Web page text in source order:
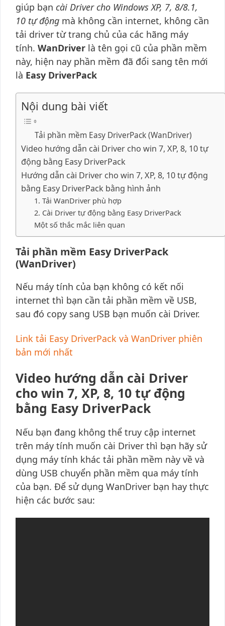
giúp bạn cài Driver cho Windows XP, 7, 8/8.1,
10 tự động mà không cần internet, không cần
tải driver từ trang chủ của các hãng máy
tính. WanDriver là tên gọi cũ của phần mềm
này, hiện nay phần mềm đã đổi sang tên mới
là Easy DriverPack
Nội dung bài viết
Tải phần mềm Easy DriverPack (WanDriver)
Video hướng dẫn cài Driver cho win 7, XP, 8, 10 tự
động bằng Easy DriverPack
Hướng dẫn cài Driver cho win 7, XP, 8, 10 tự động
bằng Easy DriverPack bằng hình ảnh
1. Tải WanDriver phù hợp
2. Cài Driver tự động bằng Easy DriverPack
Một số thắc mắc liên quan
Tải phần mềm Easy DriverPack
(WanDriver)
Nếu máy tính của bạn không có kết nối
internet thì bạn cần tải phần mềm về USB,
sau đó copy sang USB bạn muốn cài Driver.
Link tải Easy DriverPack và WanDriver phiên
bản mới nhất
Video hướng dẫn cài Driver
cho win 7, XP, 8, 10 tự động
bằng Easy DriverPack
Nếu bạn đang không thể truy cập internet
trên máy tính muốn cài Driver thì bạn hãy sử
dụng máy tính khác tải phần mềm này về và
dùng USB chuyển phần mềm qua máy tính
của bạn. Để sử dụng WanDriver bạn hay thực
hiện các bước sau: